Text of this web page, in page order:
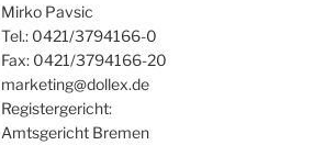
Mirko Pavsic
Tel.: 0421/3794166-0
Fax: 0421/3794166-20
marketing@dollex.de
Registergericht:
Amtsgericht Bremen